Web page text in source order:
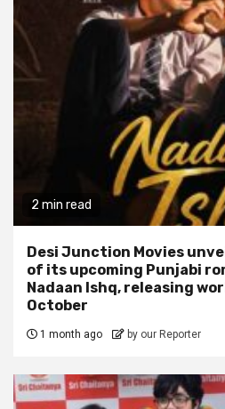
2 min read
Desi Junction Movies
of its upcoming Punjabi
Nadaan Ishq, releasing
October
1 month ago by our Reporter